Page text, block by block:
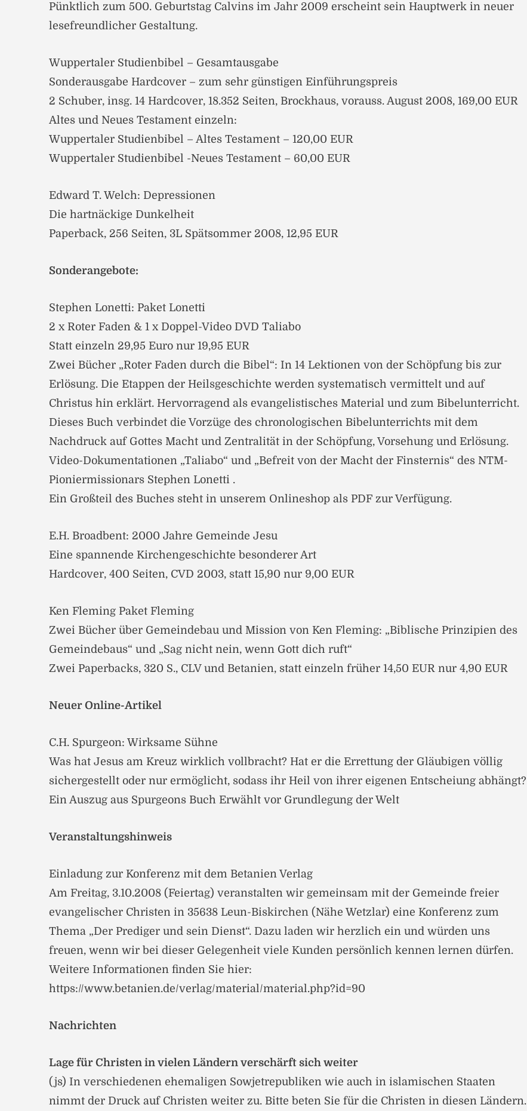
Pünktlich zum 500. Geburtstag Calvins im Jahr 2009 erscheint sein Hauptwerk in neuer
lesefreundlicher Gestaltung.
Wuppertaler Studienbibel – Gesamtausgabe
Sonderausgabe Hardcover – zum sehr günstigen Einführungspreis
2 Schuber, insg. 14 Hardcover, 18.352 Seiten, Brockhaus, vorauss. August 2008, 169,00 EUR
Altes und Neues Testament einzeln:
Wuppertaler Studienbibel – Altes Testament – 120,00 EUR
Wuppertaler Studienbibel -Neues Testament – 60,00 EUR
Edward T. Welch: Depressionen
Die hartnäckige Dunkelheit
Paperback, 256 Seiten, 3L Spätsommer 2008, 12,95 EUR
Sonderangebote:
Stephen Lonetti: Paket Lonetti
2 x Roter Faden & 1 x Doppel-Video DVD Taliabo
Statt einzeln 29,95 Euro nur 19,95 EUR
Zwei Bücher „Roter Faden durch die Bibel“: In 14 Lektionen von der Schöpfung bis zur
Erlösung. Die Etappen der Heilsgeschichte werden systematisch vermittelt und auf
Christus hin erklärt. Hervorragend als evangelistisches Material und zum Bibelunterricht.
Dieses Buch verbindet die Vorzüge des chronologischen Bibelunterrichts mit dem
Nachdruck auf Gottes Macht und Zentralität in der Schöpfung, Vorsehung und Erlösung.
Video-Dokumentationen „Taliabo“ und „Befreit von der Macht der Finsternis“ des NTM-
Pioniermissionars Stephen Lonetti .
Ein Großteil des Buches steht in unserem Onlineshop als PDF zur Verfügung.
E.H. Broadbent: 2000 Jahre Gemeinde Jesu
Eine spannende Kirchengeschichte besonderer Art
Hardcover, 400 Seiten, CVD 2003, statt 15,90 nur 9,00 EUR
Ken Fleming Paket Fleming
Zwei Bücher über Gemeindebau und Mission von Ken Fleming: „Biblische Prinzipien des
Gemeindebaus“ und „Sag nicht nein, wenn Gott dich ruft“
Zwei Paperbacks, 320 S., CLV und Betanien, statt einzeln früher 14,50 EUR nur 4,90 EUR
Neuer Online-Artikel
C.H. Spurgeon: Wirksame Sühne
Was hat Jesus am Kreuz wirklich vollbracht? Hat er die Errettung der Gläubigen völlig
sichergestellt oder nur ermöglicht, sodass ihr Heil von ihrer eigenen Entscheiung abhängt?
Ein Auszug aus Spurgeons Buch Erwählt vor Grundlegung der Welt
Veranstaltungshinweis
Einladung zur Konferenz mit dem Betanien Verlag
Am Freitag, 3.10.2008 (Feiertag) veranstalten wir gemeinsam mit der Gemeinde freier
evangelischer Christen in 35638 Leun-Biskirchen (Nähe Wetzlar) eine Konferenz zum
Thema „Der Prediger und sein Dienst“. Dazu laden wir herzlich ein und würden uns
freuen, wenn wir bei dieser Gelegenheit viele Kunden persönlich kennen lernen dürfen.
Weitere Informationen finden Sie hier:
https://www.betanien.de/verlag/material/material.php?id=90
Nachrichten
Lage für Christen in vielen Ländern verschärft sich weiter
(js) In verschiedenen ehemaligen Sowjetrepubliken wie auch in islamischen Staaten
nimmt der Druck auf Christen weiter zu. Bitte beten Sie für die Christen in diesen Ländern.